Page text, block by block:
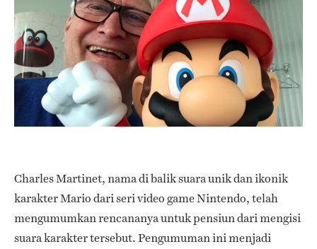
Charles Martinet, nama di balik suara unik dan ikonik
karakter Mario dari seri video game Nintendo, telah
mengumumkan rencananya untuk pensiun dari mengisi
suara karakter tersebut. Pengumuman ini menjadi